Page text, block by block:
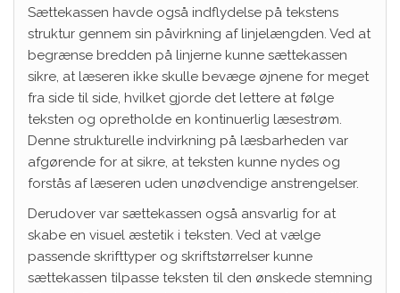
Sættekassen havde også indflydelse på tekstens
struktur gennem sin påvirkning af linjelængden. Ved at
begrænse bredden på linjerne kunne sættekassen
sikre, at læseren ikke skulle bevæge øjnene for meget
fra side til side, hvilket gjorde det lettere at følge
teksten og opretholde en kontinuerlig læsestrøm.
Denne strukturelle indvirkning på læsbarheden var
afgørende for at sikre, at teksten kunne nydes og
forstås af læseren uden unødvendige anstrengelser.
Derudover var sættekassen også ansvarlig for at
skabe en visuel æstetik i teksten. Ved at vælge
passende skrifttyper og skriftstørrelser kunne
sættekassen tilpasse teksten til den ønskede stemning